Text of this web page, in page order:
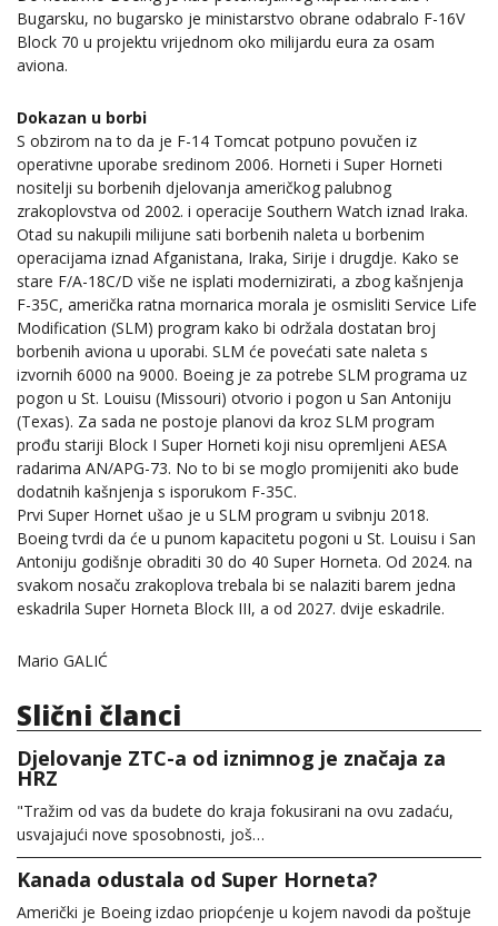
Bugarsku, no bugarsko je ministarstvo obrane odabralo F-16V
Block 70 u projektu vrijednom oko milijardu eura za osam
aviona.
Dokazan u borbi
S obzirom na to da je F-14 Tomcat potpuno povučen iz
operativne uporabe sredinom 2006. Horneti i Super Horneti
nositelji su borbenih djelovanja američkog palubnog
zrakoplovstva od 2002. i operacije Southern Watch iznad Iraka.
Otad su nakupili milijune sati borbenih naleta u borbenim
operacijama iznad Afganistana, Iraka, Sirije i drugdje. Kako se
stare F/A-18C/D više ne isplati modernizirati, a zbog kašnjenja
F-35C, američka ratna mornarica morala je osmisliti Service Life
Modification (SLM) program kako bi održala dostatan broj
borbenih aviona u uporabi. SLM će povećati sate naleta s
izvornih 6000 na 9000. Boeing je za potrebe SLM programa uz
pogon u St. Louisu (Missouri) otvorio i pogon u San Antoniju
(Texas). Za sada ne postoje planovi da kroz SLM program
prođu stariji Block I Super Horneti koji nisu opremljeni AESA
radarima AN/APG-73. No to bi se moglo promijeniti ako bude
dodatnih kašnjenja s isporukom F-35C.
Prvi Super Hornet ušao je u SLM program u svibnju 2018.
Boeing tvrdi da će u punom kapacitetu pogoni u St. Louisu i San
Antoniju godišnje obraditi 30 do 40 Super Horneta. Od 2024. na
svakom nosaču zrakoplova trebala bi se nalaziti barem jedna
eskadrila Super Horneta Block III, a od 2027. dvije eskadrile.
Mario GALIĆ
Slični članci
Djelovanje ZTC-a od iznimnog je značaja za
HRZ
"Tražim od vas da budete do kraja fokusirani na ovu zadaću,
usvajajući nove sposobnosti, još…
Kanada odustala od Super Horneta?
Američki je Boeing izdao priopćenje u kojem navodi da poštuje